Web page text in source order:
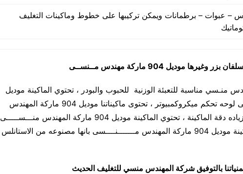
– عبوات – برطمانات ويمكن تركيبها على خطوط وماكينات التغليف
بزر وغيرها موديل 904 ماركة مهندس مــنســى
904 ماركة المهندس منـسي مناسبة للتعبئة الوزنية للحبوب والبودر ، تحتوي الماكينة موديل
904 ماركة المهندس مــــنســـى على لوحه تحكم ميكروكمبيوتر ، تحتوى ماكيناتنا موديل 904 ماركة المهندس
منــــســـى على نظام اهتزاز وذلك لزياده دقة الماكينة ، تحتوي الماكينة موديل 904 ماركة المهندس منـــســـــى
على 2 او 4 انظمة وزنية ، تتميز الماكينة موديل 904 ماركة المهندس مـــــــنــــسى بانها مصنوعه من الاستانلس
تمنياتنا بالتوفيق شركة المهندس منسي للتغليف الحديث